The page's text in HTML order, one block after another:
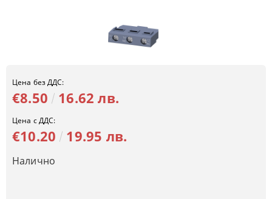
Цена без ДДС:
€8.50 16.62 лв.
Цена с ДДС:
€10.20 19.95 лв.
Налично